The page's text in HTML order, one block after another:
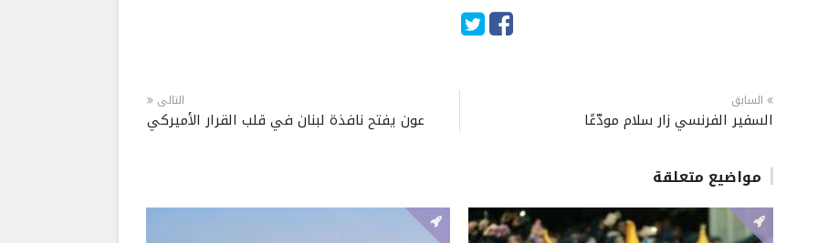
السابق
السفير الفرنسي زار سلام مودّعًا
التالى
عون يفتح نافذة لبنان في قلب القرار الأميركي
مواضيع متعلقة